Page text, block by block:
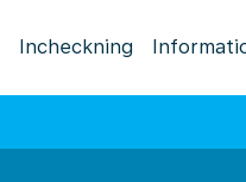
Incheckning